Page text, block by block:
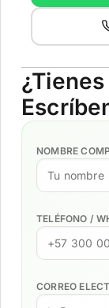
NOMBRE
TELÉFONO /
CORREO